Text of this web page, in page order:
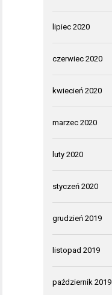
lipiec 2020
czerwiec 2020
kwiecień 2020
marzec 2020
luty 2020
styczeń 2020
grudzień 2019
listopad 2019
październik 2019